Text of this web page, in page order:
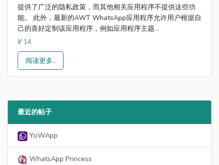
提供了广泛的隐私政策，而其他相关应用程序不提供这些功
能。 此外，最新的AWT WhatsApp应用程序允许用户根据自
己的喜好定制该应用程序，例如应用程序主题...
V14
阅读更多..
最近的帖子
YoWApp
WhatsApp Princess